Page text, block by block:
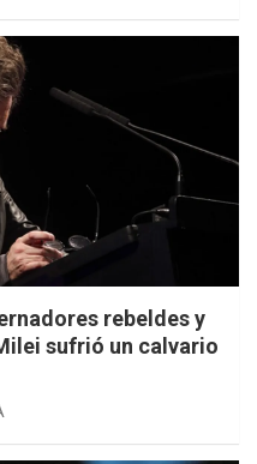
rebeldes y
sufrió un calvario